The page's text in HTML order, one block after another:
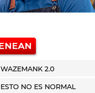
WAZEMANK 2.0
ESTO NO ES NORMAL